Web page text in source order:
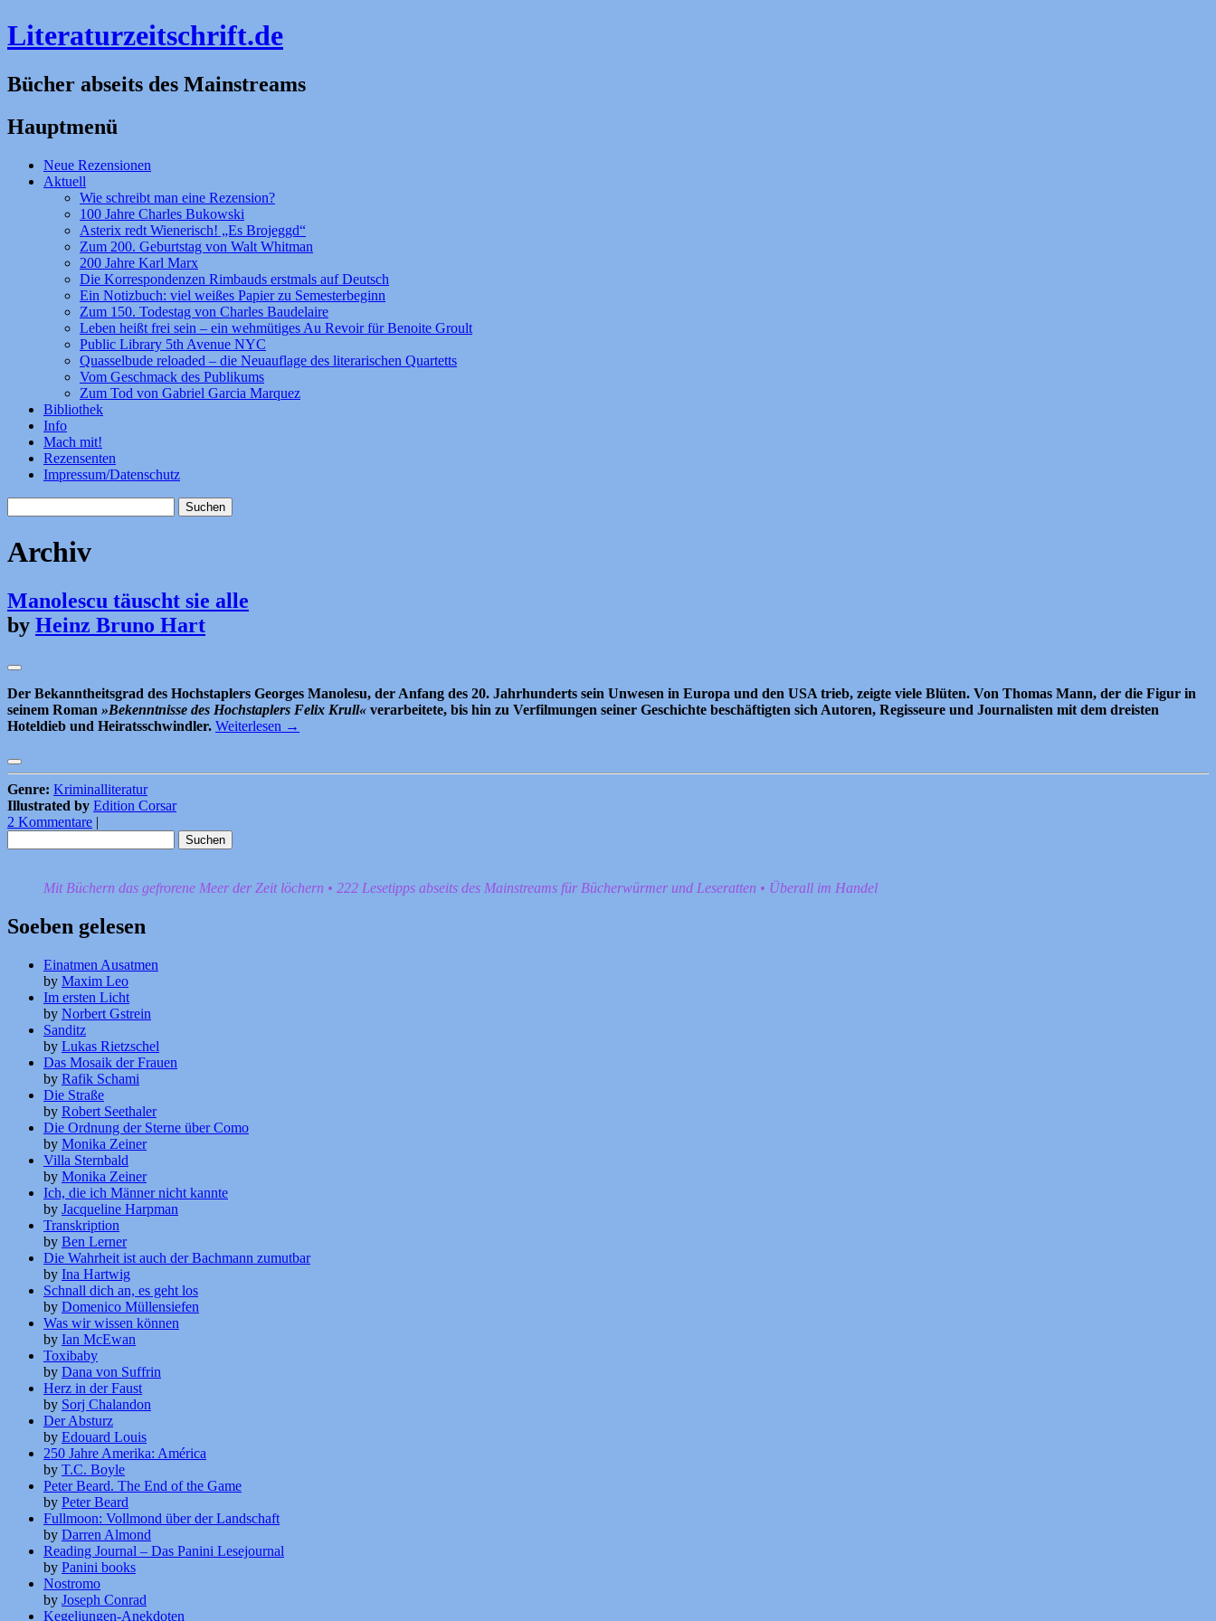
Literaturzeitschrift.de
Bücher abseits des Mainstreams
Hauptmenü
Zum
Inhalt
Neue Rezensionen
Aktuell
Wie schreibt man eine Rezension?
100 Jahre Charles Bukowski
Asterix redt Wienerisch! „Es Brojeggd“
Zum 200. Geburtstag von Walt Whitman
200 Jahre Karl Marx
Die Korrespondenzen Rimbauds erstmals auf Deutsch
Ein Notizbuch: viel weißes Papier zu Semesterbeginn
Zum 150. Todestag von Charles Baudelaire
Leben heißt frei sein – ein wehmütiges Au Revoir für Benoite Groult
Public Library 5th Avenue NYC
Quasselbude reloaded – die Neuauflage des literarischen Quartetts
Vom Geschmack des Publikums
Zum Tod von Gabriel Garcia Marquez
Bibliothek
Info
Mach mit!
Rezensenten
Impressum/Datenschutz
nach:
Archiv
Manolescu täuscht sie alle
by Heinz Bruno Hart
Der Bekanntheitsgrad des Hochstaplers Georges Manolesu, der Anfang des 20. Jahrhunderts sein Unwesen in Europa und den USA trieb, zeigte viele Blüten. Von Thomas Mann, der die Figur in
seinem Roman »Bekenntnisse des Hochstaplers Felix Krull« verarbeitete, bis hin zu Verfilmungen seiner Geschichte beschäftigten sich Autoren, Regisseure und Journalisten mit dem dreisten
Hoteldieb und Heiratsschwindler. Weiterlesen →
Genre: Kriminalliteratur
Illustrated by Edition Corsar
2 Kommentare
nach:
Mit Büchern das gefrorene Meer der Zeit löchern • 222 Lesetipps abseits des Mainstreams für Bücherwürmer und Leseratten • Überall im Handel
Soeben gelesen
Einatmen Ausatmen
by Maxim Leo
Im ersten Licht
by Norbert Gstrein
Sanditz
by Lukas Rietzschel
Das Mosaik der Frauen
by Rafik Schami
Die Straße
by Robert Seethaler
Die Ordnung der Sterne über Como
by Monika Zeiner
Villa Sternbald
by Monika Zeiner
Ich, die ich Männer nicht kannte
by Jacqueline Harpman
Transkription
by Ben Lerner
Die Wahrheit ist auch der Bachmann zumutbar
by Ina Hartwig
Schnall dich an, es geht los
by Domenico Müllensiefen
Was wir wissen können
by Ian McEwan
Toxibaby
by Dana von Suffrin
Herz in der Faust
by Sorj Chalandon
Der Absturz
by Edouard Louis
250 Jahre Amerika: América
by T.C. Boyle
Peter Beard. The End of the Game
by Peter Beard
Fullmoon: Vollmond über der Landschaft
by Darren Almond
Reading Journal – Das Panini Lesejournal
by Panini books
Nostromo
by Joseph Conrad
Kegeljungen-Anekdoten